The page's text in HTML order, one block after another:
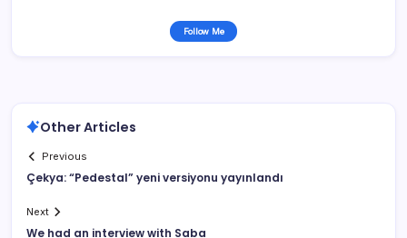
Follow Me
Other Articles
Previous
Çekya: “Pedestal” yeni versiyonu yayınlandı
Next
We had an interview with Saba